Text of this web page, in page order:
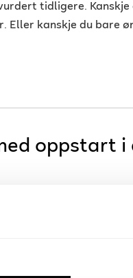
tidligere.
kanskje du bare
oppstart i